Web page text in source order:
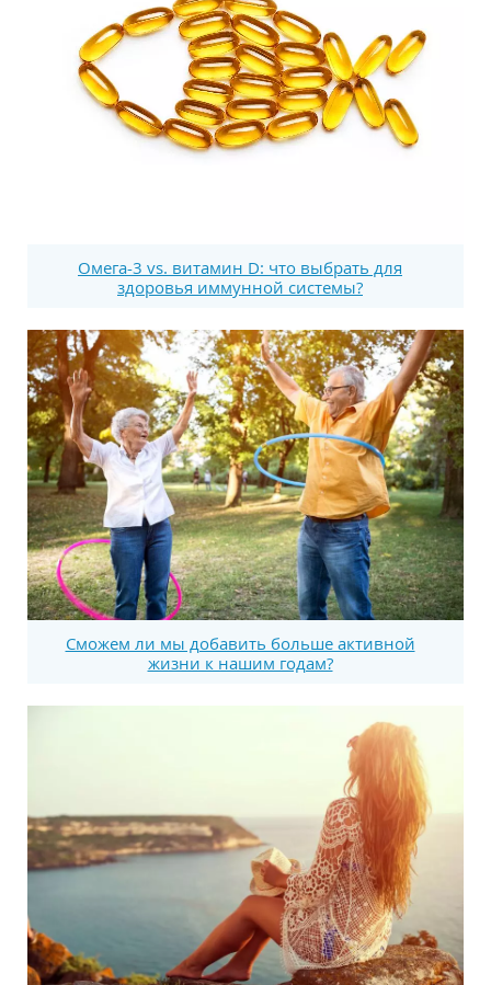
Омега-3 vs. витамин D: что выбрать для
здоровья иммунной системы?
Сможем ли мы добавить больше активной
жизни к нашим годам?